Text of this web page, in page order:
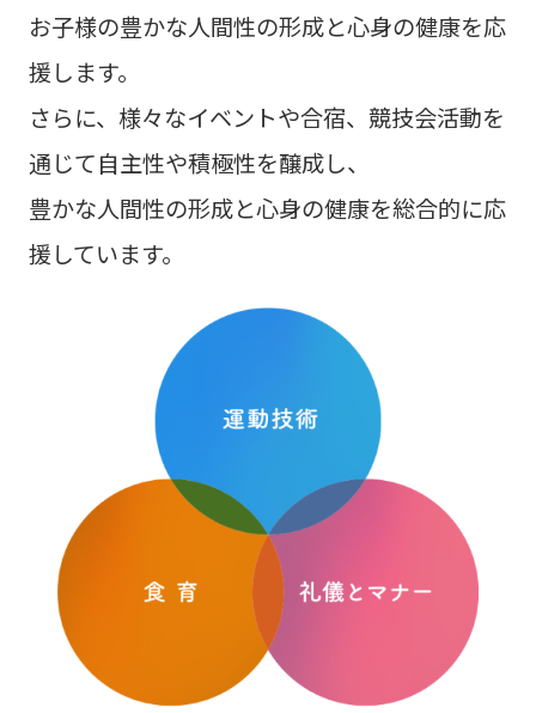
お子様の豊かな人間性の形成と心身の健康を応
援します。
さらに、様々なイベントや合宿、競技会活動を
通じて自主性や積極性を醸成し、
豊かな人間性の形成と心身の健康を総合的に応
援しています。